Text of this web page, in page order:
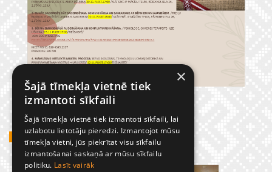
GADĪJUMBILDES
×
Šajā tīmekļa vietnē tiek
izmantoti sīkfaili
Šajā tīmekļa vietnē tiek izmantoti sīkfaili, lai
uzlabotu lietotāju pieredzi. Izmantojot mūsu
tīmekļa vietni, jūs piekrītat visu sīkfailu
izmantošanai saskaņā ar mūsu sīkfailu
politiku. Lasīt vairāk